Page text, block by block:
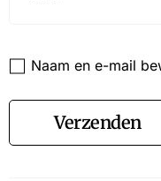
Naam en e-mail
Verzenden